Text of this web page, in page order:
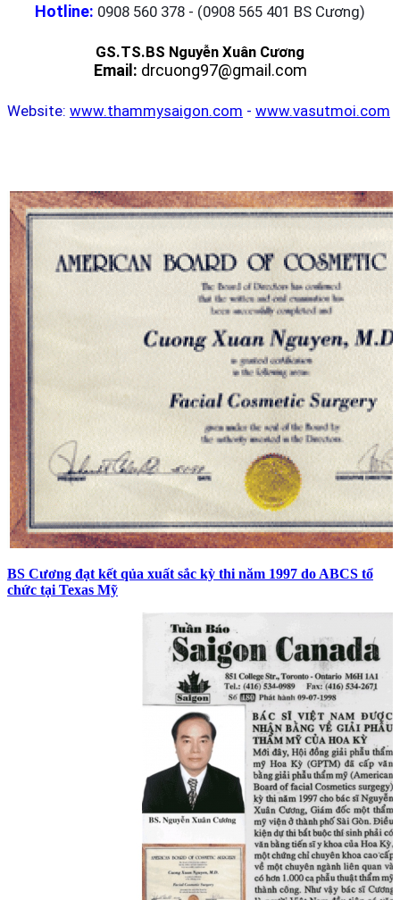
Hotline: 0908 560 378 - (0908 565 401 BS Cương)
GS.TS.BS Nguyễn Xuân Cương
Email: drcuong97@gmail.com
Website: www.thammysaigon.com - www.vasutmoi.com
BS Cương đạt kết qủa xuất sắc kỳ thi năm 1997 do ABCS tổ
chức tại Texas Mỹ